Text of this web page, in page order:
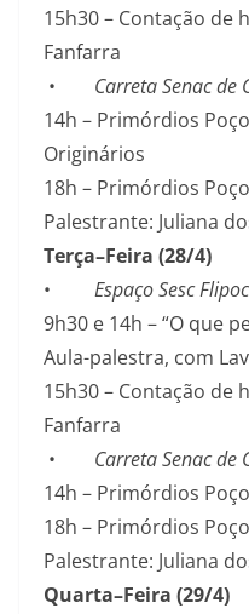
15h30 – Contação de
Fanfarra
• Carreta Senac de
14h – Primórdios
Originários
18h – Primórdios
Palestrante: Juliana
Terça–Feira (28/4)
• Espaço Sesc
9h30 e 14h – “O que
Aula-palestra, com
15h30 – Contação de
Fanfarra
• Carreta Senac de
14h – Primórdios
18h – Primórdios
Palestrante: Juliana
Quarta–Feira (29/4)